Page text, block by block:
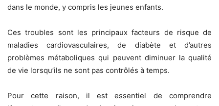
dans le monde, y compris les jeunes enfants.
Ces troubles sont les principaux facteurs de risque de
maladies cardiovasculaires, de diabète et d’autres
problèmes métaboliques qui peuvent diminuer la qualité
de vie lorsqu’ils ne sont pas contrôlés à temps.
Pour cette raison, il est essentiel de comprendre